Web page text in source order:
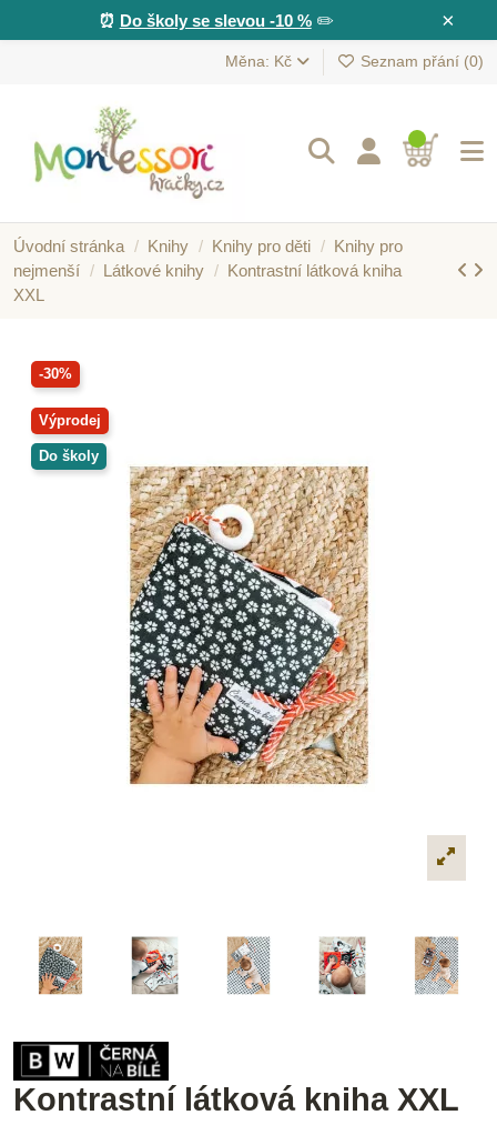
×
⏰ Do školy se slevou -10 %✏️
Měna: Kč Seznam přání (0)
Úvodní stránka Knihy Knihy pro děti
Knihy pro
nejmenší
Látkové knihy
Kontrastní látková kniha
XXL
-30%
Výprodej
Do školy
Kontrastní látková kniha XXL